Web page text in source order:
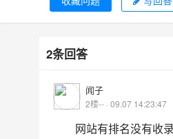
2条回答
闻子
2楼-- · 09.07 14:23:47
网站有排名没有收